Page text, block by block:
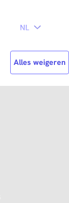
Zoek